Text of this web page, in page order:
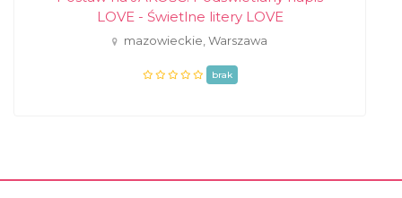
LOVE - Świetlne litery LOVE
mazowieckie, Warszawa
brak